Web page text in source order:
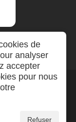
de
analyser
accepter
pour nous
Refuser